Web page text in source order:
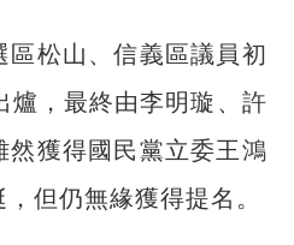
區松山、信義區議員初
爐，最終由李明璇、許
然獲得國民黨立委王鴻
但仍無緣獲得提名。